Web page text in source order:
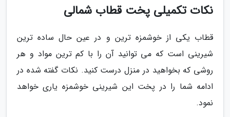
نکات تکمیلی پخت قطاب شمالی
قطاب یکی از خوشمزه ترین و در عین حال ساده ترین
شیرینی است که می توانید آن را با کم ترین مواد و هر
روشی که بخواهید در منزل درست کنید. نکات گفته شده در
ادامه شما را در پخت این شیرینی خوشمزه یاری خواهد
نمود.